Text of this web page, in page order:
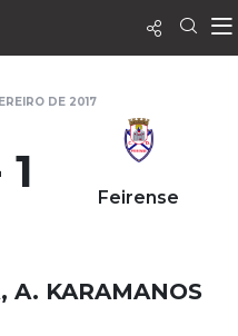
DE 2017
Feirense
A. KARAMANOS